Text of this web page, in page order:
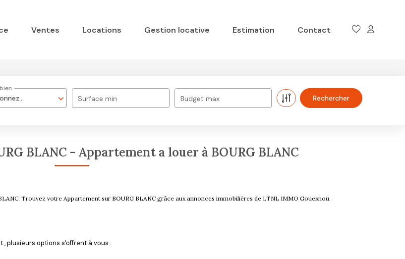
Ventes Locations Gestion locative Estimation Contact
Surface min Budget max
BLANC - Appartement a louer à BOURG BLANC
Trouvez votre Appartement sur BOURG BLANC grâce aux annonces immobilières de LTNL IMMO Gouesnou.
plusieurs options s'offrent à vous :